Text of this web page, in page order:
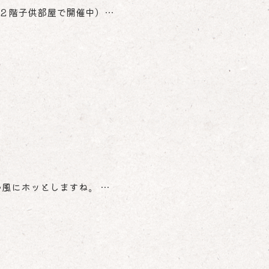
階子供部屋で開催中）…
にホッとしますね。 …